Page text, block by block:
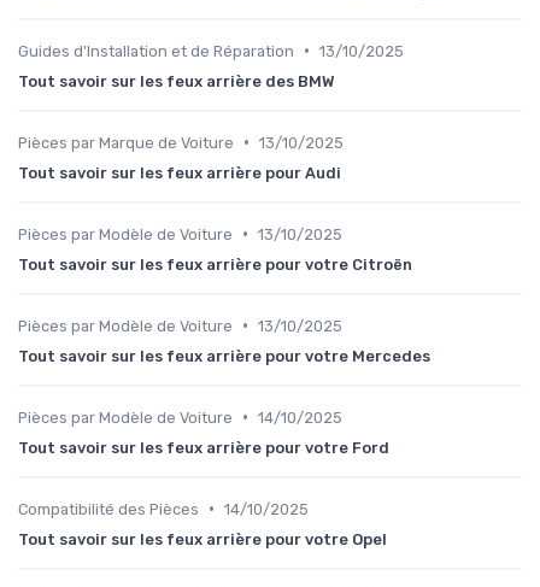
Guides d'Installation et de Réparation • 13/10/2025
Tout savoir sur les feux arrière des BMW
Pièces par Marque de Voiture • 13/10/2025
Tout savoir sur les feux arrière pour Audi
Pièces par Modèle de Voiture • 13/10/2025
Tout savoir sur les feux arrière pour votre Citroën
Pièces par Modèle de Voiture • 13/10/2025
Tout savoir sur les feux arrière pour votre Mercedes
Pièces par Modèle de Voiture • 14/10/2025
Tout savoir sur les feux arrière pour votre Ford
Compatibilité des Pièces • 14/10/2025
Tout savoir sur les feux arrière pour votre Opel